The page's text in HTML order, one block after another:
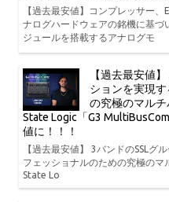
【過去最安値】コンプレッサー
ナログハードウェアの銘機に基づ
ジュールを搭載するアナログモ
【過去最安値
ションを実現
の究極のマル
State Logic「G3
値に！！！
【過去最安値】 3バンドのSSLグ
フェッショナルのための究極のマ
State Lo